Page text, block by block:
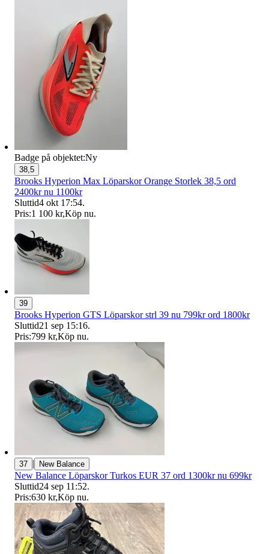
Badge på objektet:Ny
38,5
Brooks Hyperion Max Löparskor Orange Storlek 38,5 ord
2400kr nu 1100kr
Sluttid4 okt 17:54.
Pris:1 100 kr,Köp nu.
39
Brooks Hyperion GTS Löparskor strl 39 nu 799kr ord 1800kr
Sluttid21 sep 15:16.
Pris:799 kr,Köp nu.
37 | New Balance
New Balance Löparskor Turkos EUR 37 ord 1300kr nu 699kr
Sluttid24 sep 11:52.
Pris:630 kr,Köp nu.